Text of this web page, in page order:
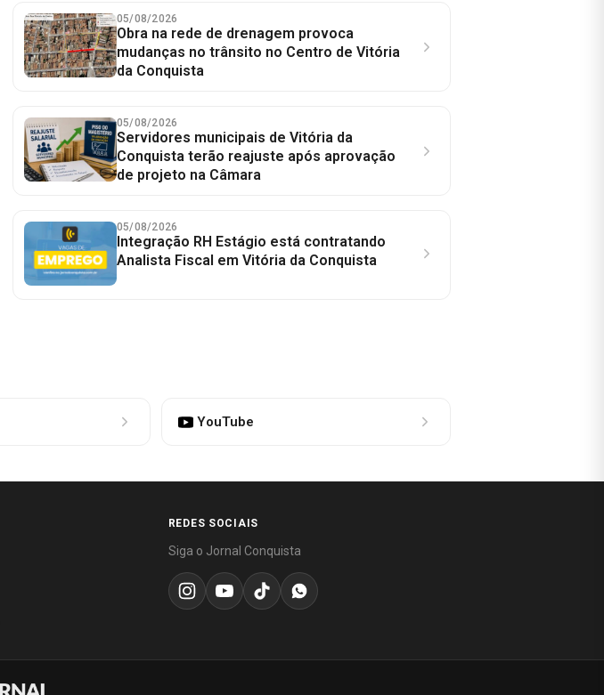
05/08/2026
Obra na rede de drenagem provoca
mudanças no trânsito no Centro de Vitória
da Conquista
05/08/2026
Servidores municipais de Vitória da
Conquista terão reajuste após aprovação
de projeto na Câmara
05/08/2026
Integração RH Estágio está contratando
Analista Fiscal em Vitória da Conquista
YouTube
REDES SOCIAIS
Siga o Jornal Conquista